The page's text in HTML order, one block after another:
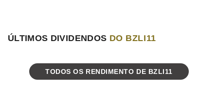
ÚLTIMOS DIVIDENDOS DO BZLI11
TODOS OS RENDIMENTO DE BZLI11